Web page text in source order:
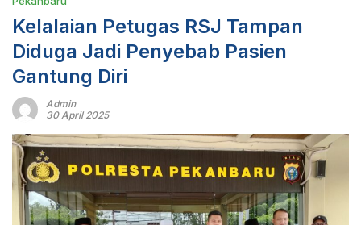
Kelalaian Petugas RSJ Tampan
Diduga Jadi Penyebab Pasien
Gantung Diri
Admin
30 April 2025